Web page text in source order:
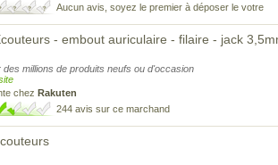
Aucun avis, soyez le premier à déposer le votre
- embout auriculaire - filaire - jack
millions de produits neufs ou d'occasion
chez Rakuten
244 avis sur ce marchand